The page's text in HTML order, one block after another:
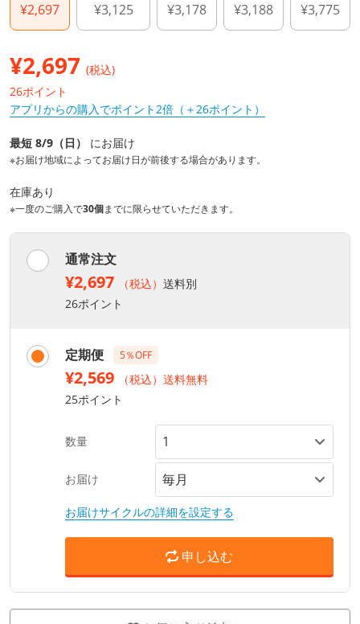
¥2,697
¥3,125
¥3,178
¥3,188
¥3,775
¥2,697 (税込)
26ポイント
アプリからの購入でポイント2倍（＋26ポイント）
最短 8/9（日） にお届け
※お届け地域によってお届け日が前後する場合があります。
在庫あり
※一度のご購入で30個までに限らせていただきます。
通常注文
¥2,697 （税込） 送料別
26ポイント
定期便 5％OFF
¥2,569
（税込）送料無料
25ポイント
数量
お届け
お届けサイクルの詳細を設定する
申し込む